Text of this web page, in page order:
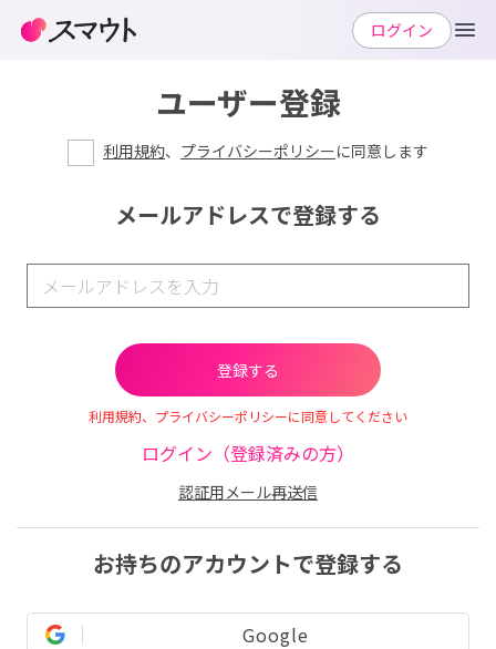
ユーザー登録
利用規約、 プライバシーポリシーに同意します
メールアドレスで登録する
利用規約、プライバシーポリシーに同意してください
ログイン（登録済みの方）
認証用メール再送信
お持ちのアカウントで登録する
Google
ログイン